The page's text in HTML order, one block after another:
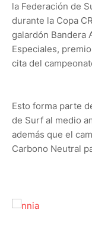
la Federación de
durante la Copa
galardón Bandera
Especiales,
cita del
Esto forma parte
de Surf al medio
además que el
Carbono Neutral